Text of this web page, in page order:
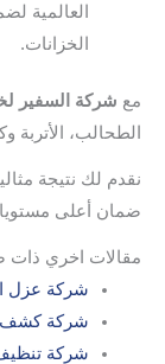
العالمية
الخزانات.
مع شركة السفير
الطحالب، الأتربة
نقدم لك نتيجة
ضمان أعلى
مقالات اخري ذات
شركة عزل
شركة كشف
شركة